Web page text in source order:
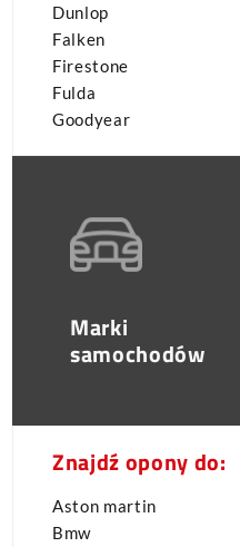
Dunlop
Falken
Firestone
Fulda
Goodyear
Marki
samochodów
Znajdź opony do:
Aston martin
Bmw